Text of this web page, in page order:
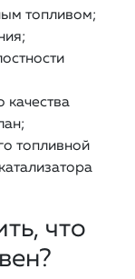
топливом;
качества
топливной
что